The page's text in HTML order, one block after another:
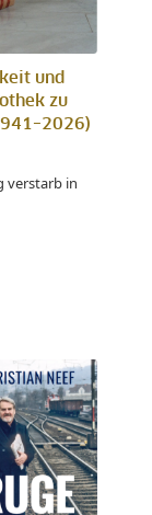
und
zu
verstarb in